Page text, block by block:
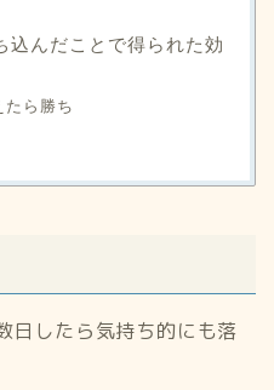
込んだことで得られた効
たら勝ち
日したら気持ち的にも落